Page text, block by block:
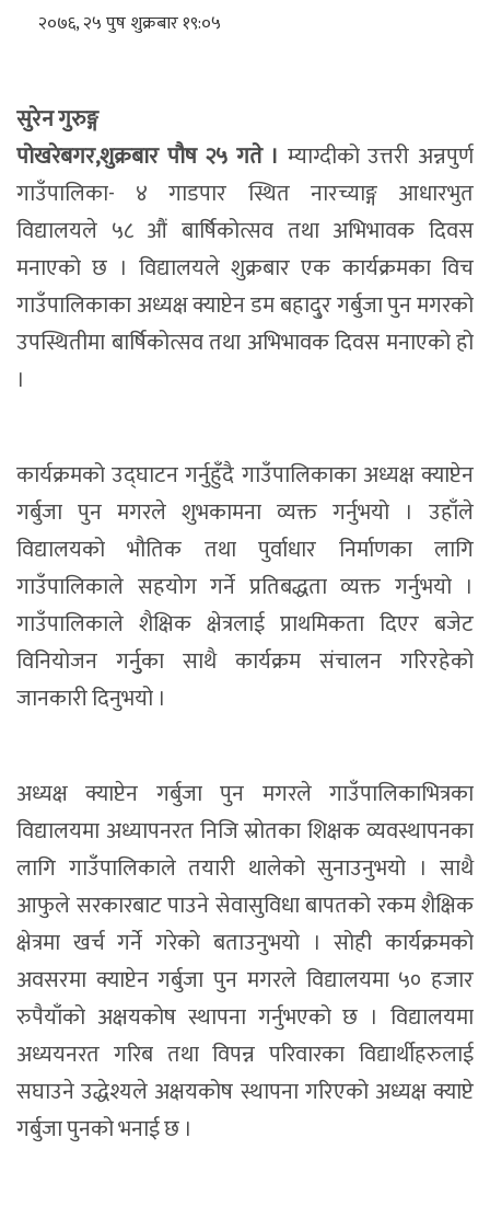
२०७६, २५ पुष शुक्रबार १९:०५
सुरेन गुरुङ्ग
पोखरेबगर,शुक्रबार पौष २५ गते । म्याग्दीको उत्तरी अन्नपुर्ण
गाउँपालिका- ४ गाडपार स्थित नारच्याङ्ग आधारभुत
विद्यालयले ५८ औं बार्षिकोत्सव तथा अभिभावक दिवस
मनाएको छ । विद्यालयले शुक्रबार एक कार्यक्रमका विच
गाउँपालिकाका अध्यक्ष क्याप्टेन डम बहादु्र गर्बुजा पुन मगरको
उपस्थितीमा बार्षिकोत्सव तथा अभिभावक दिवस मनाएको हो
।
कार्यक्रमको उद्घाटन गर्नुहुँदै गाउँपालिकाका अध्यक्ष क्याप्टेन
गर्बुजा पुन मगरले शुभकामना व्यक्त गर्नुभयो । उहाँले
विद्यालयको भौतिक तथा पुर्वाधार निर्माणका लागि
गाउँपालिकाले सहयोग गर्ने प्रतिबद्धता व्यक्त गर्नुभयो ।
गाउँपालिकाले शैक्षिक क्षेत्रलाई प्राथमिकता दिएर बजेट
विनियोजन गर्नुुका साथै कार्यक्रम संचालन गरिरहेको
जानकारी दिनुभयो ।
अध्यक्ष क्याप्टेन गर्बुजा पुन मगरले गाउँपालिकाभित्रका
विद्यालयमा अध्यापनरत निजि स्रोतका शिक्षक व्यवस्थापनका
लागि गाउँपालिकाले तयारी थालेको सुनाउनुभयो । साथै
आफुले सरकारबाट पाउने सेवासुविधा बापतको रकम शैक्षिक
क्षेत्रमा खर्च गर्ने गरेको बताउनुभयो । सोही कार्यक्रमको
अवसरमा क्याप्टेन गर्बुजा पुन मगरले विद्यालयमा ५० हजार
रुपैयाँको अक्षयकोष स्थापना गर्नुभएको छ । विद्यालयमा
अध्ययनरत गरिब तथा विपन्न परिवारका विद्यार्थीहरुलाई
सघाउने उद्धेश्यले अक्षयकोष स्थापना गरिएको अध्यक्ष क्याप्टे
गर्बुजा पुनको भनाई छ ।